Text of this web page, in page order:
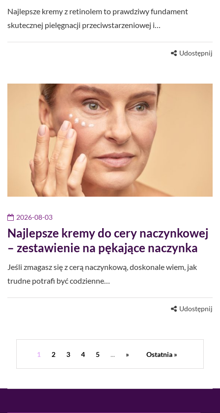
Najlepsze kremy z retinolem to prawdziwy fundament
skutecznej pielęgnacji przeciwstarzeniowej i…
Udostępnij
2026-08-03
Najlepsze kremy do cery naczynkowej
– zestawienie na pękające naczynka
Jeśli zmagasz się z cerą naczynkową, doskonale wiem, jak
trudne potrafi być codzienne…
Udostępnij
1 2 3 4 5 ... » Ostatnia »